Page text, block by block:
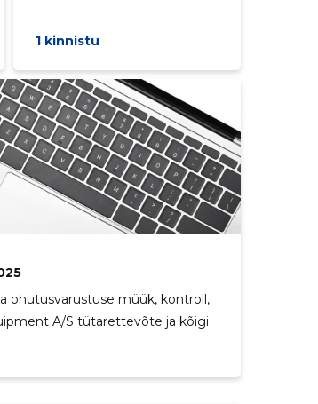
1 kinnistu
ohutusvarustuse müük, kontroll,
A/S tütarettevõte ja kõigi